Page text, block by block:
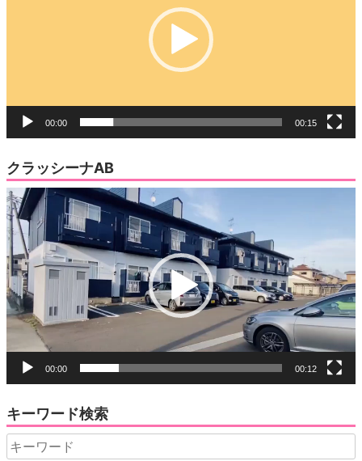
00:00 00:15
クラッシーナAB
動
画
プ
レ
ー
ヤ
ー
00:00 00:12
キーワード検索
Search